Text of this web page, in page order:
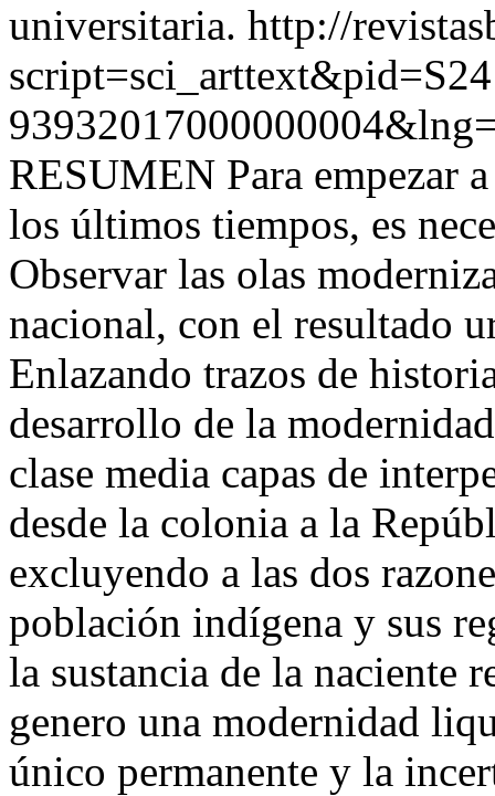
universitaria. http://
RESUMEN Para empezar
los últimos tiempos, es
Observar las olas
nacional, con el resultado
Enlazando trazos de
desarrollo de la
clase media capas de
desde la colonia a la
excluyendo a las dos
población indígena y sus
la sustancia de la naciente
genero una modernidad
único permanente y la